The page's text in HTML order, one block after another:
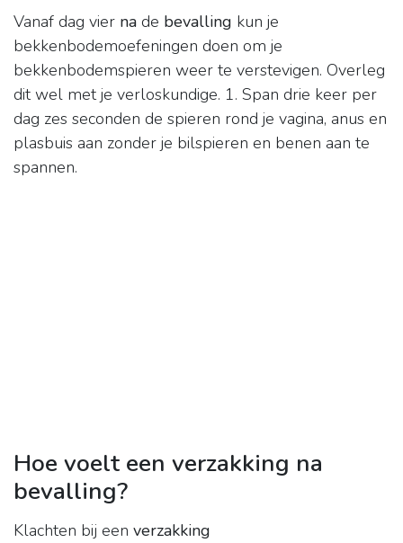
Vanaf dag vier na de bevalling kun je
bekkenbodemoefeningen doen om je
bekkenbodemspieren weer te verstevigen. Overleg
dit wel met je verloskundige. 1. Span drie keer per
dag zes seconden de spieren rond je vagina, anus en
plasbuis aan zonder je bilspieren en benen aan te
spannen.
Hoe voelt een verzakking na
bevalling?
Klachten bij een verzakking